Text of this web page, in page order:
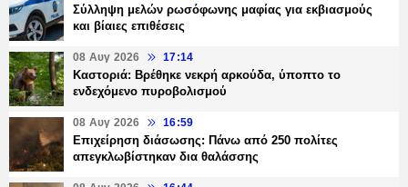
Σύλληψη μελών ρωσόφωνης μαφίας για εκβιασμούς
και βίαιες επιθέσεις
08 Αυγ 2026 17:14
Καστοριά: Βρέθηκε νεκρή αρκούδα, ύποπτο το
ενδεχόμενο πυροβολισμού
08 Αυγ 2026 16:59
Επιχείρηση διάσωσης: Πάνω από 250 πολίτες
απεγκλωβίστηκαν δια θαλάσσης